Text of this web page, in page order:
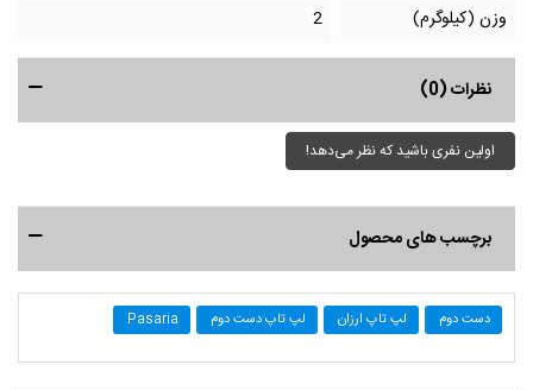
وزن (کیلوگرم) 2
نظرات (0)
اولین نفری باشید که نظر می‌دهد!
برچسب های محصول
دست دوم لپ تاپ ارزان لپ تاپ دست دوم Pasaria